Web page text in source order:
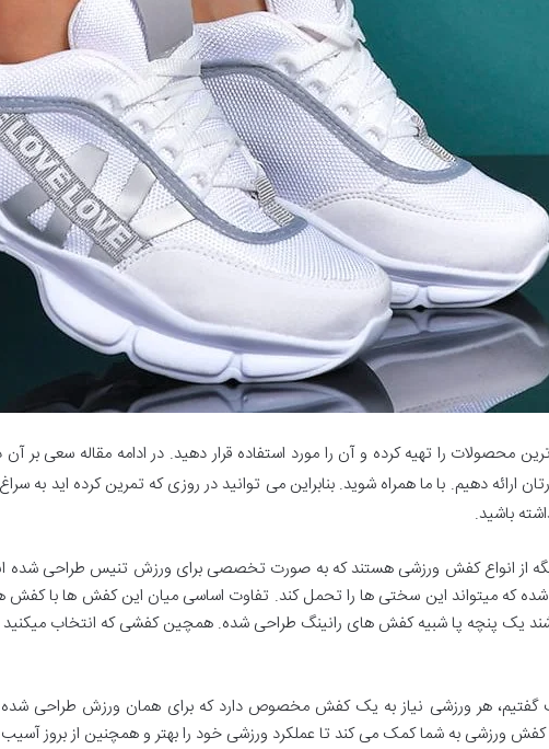
محصولات را تهیه کرده و آن را مورد استفاده قرار دهید. در ادامه مقاله سعی
دهیم. با ما همراه شوید. بنابراین می توانید در روزی که تمرین کرده اید به سراغ
باشید.
انواع کفش ورزشی هستند که به صورت تخصصی برای ورزش تنیس طراحی شده اند.
شده که میتواند این سختی ها را تحمل کند. تفاوت اساسی میان این کفش ها با
یک پنچه پا شبیه کفش های رانینگ طراحی شده. همچین کفشی که انتخاب میکنید
گفتیم، هر ورزشی نیاز به یک کفش مخصوص دارد که برای همان ورزش طراحی شده
ورزشی به شما کمک می کند تا عملکرد ورزشی خود را بهتر و همچنین از بروز آسیب